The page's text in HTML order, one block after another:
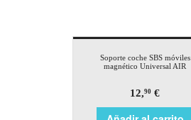
Soporte coche SBS móviles
magnético Universal AIR
12,90 €